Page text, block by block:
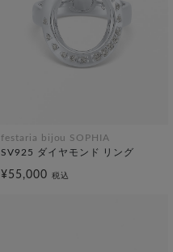
festaria bijou SOPHIA
SV925 ダイヤモンド リング
¥55,000 税込